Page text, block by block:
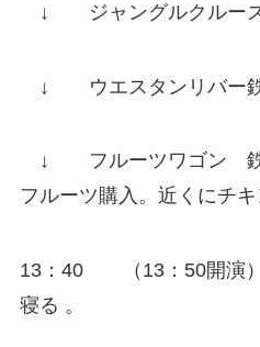
↓ ジャングルクルー
↓ ウエスタンリバー
↓ フルーツワゴン
フルーツ購入。近くにチキ
13：40（13：50開演
寝る 。